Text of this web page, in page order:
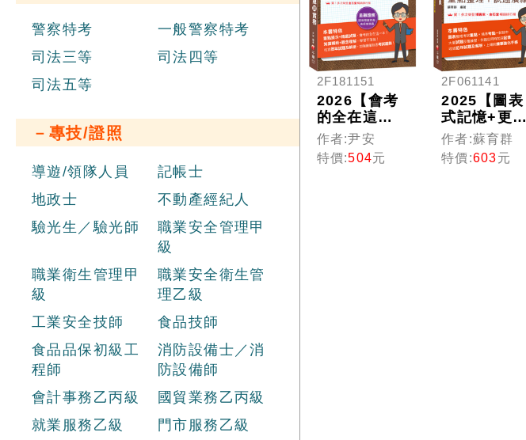
警察特考
一般警察特考
司法三等
司法四等
司法五等
－專技/證照
導遊/領隊人員
記帳士
地政士
不動產經紀人
驗光生／驗光師
職業安全管理甲
級
職業衛生管理甲
級
職業安全衛生管
理乙級
工業安全技師
食品技師
食品品保初級工
程師
消防設備士／消
防設備師
會計事務乙丙級
國貿業務乙丙級
就業服務乙級
門市服務乙級
2F181151
2026【會考
的全在這一
本】證券交
易相關法規
與實務（證
作者:尹安
特價:504元
2F061141
2025【圖表
式記憶+更新
法規試題】
證券商高級
業務員(重點
作者:蘇育群
特價:603元